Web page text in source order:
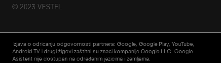
© 2023 VESTEL
Izjava o odricanju odgovornosti partnera: Google, Google Play, YouTube,
Android TV i drugi žigovi zaštitni su znaci kompanije Google LLC. Google
Asistent nije dostupan na određenim jezicima i zemljama.